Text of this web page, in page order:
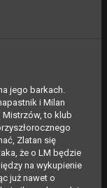
jego barkach.
i Milan
to klub
Zlatan się
że o LM będzie
na wykupienie
już nawet o